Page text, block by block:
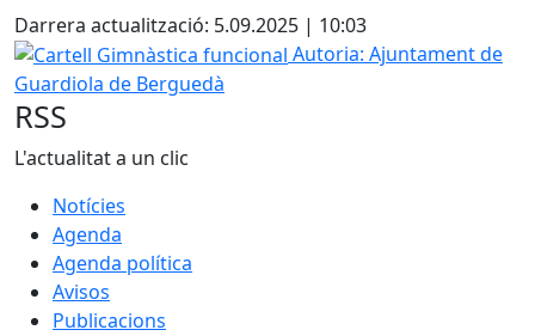
Darrera actualització: 5.09.2025 | 10:03
Cartell Gimnàstica funcional
Autoria: Ajuntament de
Guardiola de Berguedà
RSS
L'actualitat a un clic
Notícies
Agenda
Agenda política
Avisos
Publicacions